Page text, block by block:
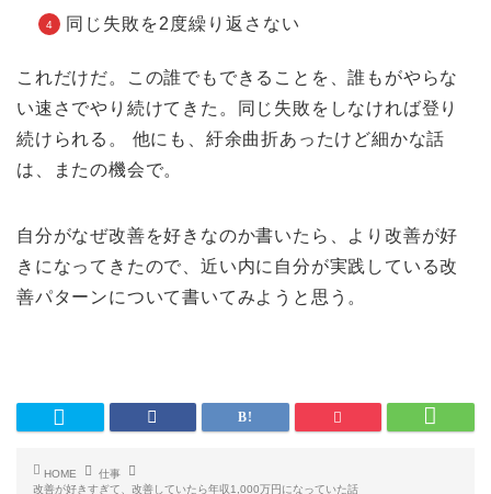
同じ失敗を2度繰り返さない
これだけだ。この誰でもできることを、誰もがやらな
い速さでやり続けてきた。同じ失敗をしなければ登り
続けられる。 他にも、紆余曲折あったけど細かな話
は、またの機会で。
自分がなぜ改善を好きなのか書いたら、より改善が好
きになってきたので、近い内に自分が実践している改
善パターンについて書いてみようと思う。
HOME
仕事
改善が好きすぎて、改善していたら年収1,000万円になっていた話